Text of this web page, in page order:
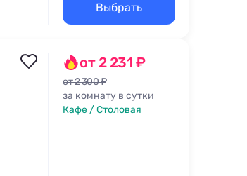
Выбрать
от 2 231 ₽
от 2 300 ₽
за комнату в сутки
Кафе / Столовая